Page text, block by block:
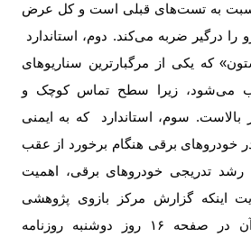
نسبت به تست‌های قبلی است و کل عرض
را درگیر ضربه می‌کند. دوم، استاندارد
که یکی از مرگبارترین سناریوهای
می‌شود، زیرا سطح تماس کوچک و
بالاست. سوم، استاندارد
که به ایمنی
خودروهای برقی هنگام برخورد از عقب
رشد تدریجی خودروهای برقی، اهمیت
اینکه گزارش مرکز بازوی پژوهشی
در صفحه ۱۶
روز دوشنبه روزنامه